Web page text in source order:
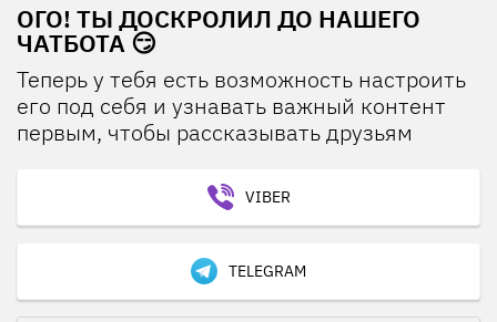
ОГО! ТЫ ДОСКРОЛИЛ ДО НАШЕГО
ЧАТБОТА 😏
Теперь у тебя есть возможность настроить
его под себя и узнавать важный контент
первым, чтобы рассказывать друзьям
VIBER
TELEGRAM